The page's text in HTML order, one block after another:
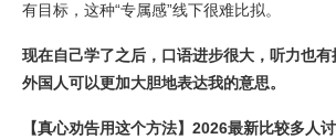
有目标，这种“专属感”线下很难比拟。
现在自己学了之后，口语进步很大，听力也
外国人可以更加大胆地表达我的意思。
【真心劝告用这个方法】2026最新比较多人